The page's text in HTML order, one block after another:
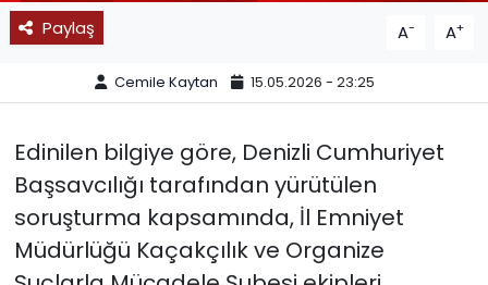
Paylaş A- A+
Cemile Kaytan 15.05.2026 - 23:25
Edinilen bilgiye göre, Denizli Cumhuriyet
Başsavcılığı tarafından yürütülen
soruşturma kapsamında, İl Emniyet
Müdürlüğü Kaçakçılık ve Organize